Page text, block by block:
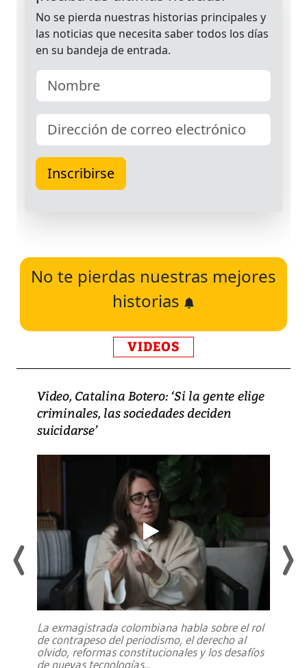
No te pierdas nuestras mejores
historias
VIDEOS
Video, Catalina Botero: ‘Si la gente elige
criminales, las sociedades deciden
suicidarse’
La exmagistrada colombiana habla sobre el rol
de contrapeso del periodismo, el derecho al
olvido, reformas constitucionales y los desafíos
de nuevas tecnologías...